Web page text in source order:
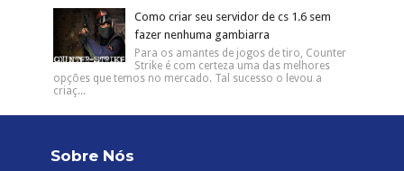
Como criar seu servidor de cs 1.6 sem
fazer nenhuma gambiarra
Para os amantes de jogos de tiro, Counter
Strike é com certeza uma das melhores
opções que temos no mercado. Tal sucesso o levou a
criaç...
Sobre Nós